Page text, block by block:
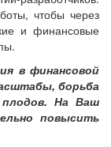
чтобы через
и финансовые
в финансовой
борьба
На Ваш
повысить